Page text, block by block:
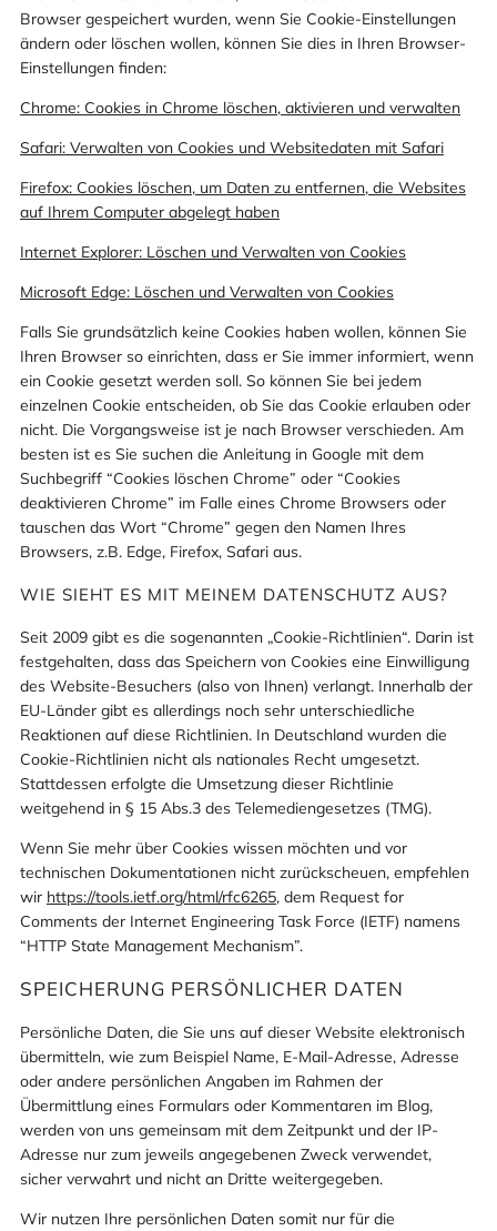
Browser gespeichert wurden, wenn Sie Cookie-Einstellungen
ändern oder löschen wollen, können Sie dies in Ihren Browser-
Einstellungen finden:
Chrome: Cookies in Chrome löschen, aktivieren und verwalten
Safari: Verwalten von Cookies und Websitedaten mit Safari
Firefox: Cookies löschen, um Daten zu entfernen, die Websites
auf Ihrem Computer abgelegt haben
Internet Explorer: Löschen und Verwalten von Cookies
Microsoft Edge: Löschen und Verwalten von Cookies
Falls Sie grundsätzlich keine Cookies haben wollen, können Sie
Ihren Browser so einrichten, dass er Sie immer informiert, wenn
ein Cookie gesetzt werden soll. So können Sie bei jedem
einzelnen Cookie entscheiden, ob Sie das Cookie erlauben oder
nicht. Die Vorgangsweise ist je nach Browser verschieden. Am
besten ist es Sie suchen die Anleitung in Google mit dem
Suchbegriff “Cookies löschen Chrome” oder “Cookies
deaktivieren Chrome” im Falle eines Chrome Browsers oder
tauschen das Wort “Chrome” gegen den Namen Ihres
Browsers, z.B. Edge, Firefox, Safari aus.
WIE SIEHT ES MIT MEINEM DATENSCHUTZ AUS?
Seit 2009 gibt es die sogenannten „Cookie-Richtlinien“. Darin ist
festgehalten, dass das Speichern von Cookies eine Einwilligung
des Website-Besuchers (also von Ihnen) verlangt. Innerhalb der
EU-Länder gibt es allerdings noch sehr unterschiedliche
Reaktionen auf diese Richtlinien. In Deutschland wurden die
Cookie-Richtlinien nicht als nationales Recht umgesetzt.
Stattdessen erfolgte die Umsetzung dieser Richtlinie
weitgehend in § 15 Abs.3 des Telemediengesetzes (TMG).
Wenn Sie mehr über Cookies wissen möchten und vor
technischen Dokumentationen nicht zurückscheuen, empfehlen
wir https://tools.ietf.org/html/rfc6265, dem Request for
Comments der Internet Engineering Task Force (IETF) namens
“HTTP State Management Mechanism”.
SPEICHERUNG PERSÖNLICHER DATEN
Persönliche Daten, die Sie uns auf dieser Website elektronisch
übermitteln, wie zum Beispiel Name, E-Mail-Adresse, Adresse
oder andere persönlichen Angaben im Rahmen der
Übermittlung eines Formulars oder Kommentaren im Blog,
werden von uns gemeinsam mit dem Zeitpunkt und der IP-
Adresse nur zum jeweils angegebenen Zweck verwendet,
sicher verwahrt und nicht an Dritte weitergegeben.
Wir nutzen Ihre persönlichen Daten somit nur für die